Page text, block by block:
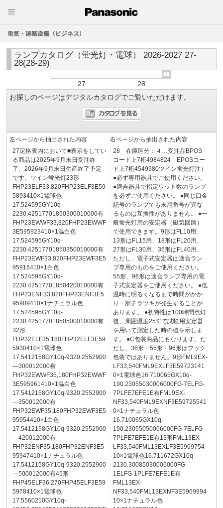
電気・建築設備（ビジネス）
ランプカタログ（蛍光灯・電球） 2026‐2027 27-
28(28-29)
27
28
お探しのページはデジタルカタログでご覧いただけます。
左ページから抽出された内容
27定格表内において■表示をしてい
る商品は2025年9月末日受注終
了、2026年9月末日生産終了予定
です。ツイン蛍光灯23形
FHP23ELF33,820FHP23ELF3E59
5893410×1電球色
17.524595GY10q-
2230.42517701850300010000有
FHP23EWWF33,820FHP23EWWF
3E595923410×1温白色
17.524595GY10q-
2230.42517701850350010000有
FHP23EWF33,820FHP23EWF3E5
95916410×1白色
17.524595GY10q-
2230.42517701850420010000有
FHP23ENF33,820FHP23ENF3E5
95909410×1ナチュラル色
17.524595GY10q-
2230.42517701850500010000有
32形
FHP32ELF35,180FHP32ELF3E59
5930410×1電球色
17.5412158GY10q-9320.2552900
—300012000有
FHP32EWWF35,180FHP32EWWF
3E595961410×1温白色
17.5412158GY10q-9320.2552900
—350012000有
FHP32EWF35,180FHP32EWF3E5
95954410×1白色
17.5412158GY10q-9320.2552900
—420012000有
FHP32ENF35,180FHP32ENF3E5
95947410×1ナチュラル色
17.5412158GY10q-9320.2552900
—500012000有45形
FHP45ELF36,270FHP45ELF3E59
5978410×1電球色
17.5560210GY10q-
右ページから抽出された内容
28 在庫区分：４…受注品BPOS
コード上7桁4984824 EPOSコー
ド上7桁4549980ツイン蛍光灯注）
●必ず専用器具でご使用ください。
●適合器具で指定ワット数のランプ
を必ずご使用ください。 ●同じ口金
記号のランプでも末尾番号が異な
るものは互換性がありません。 ●一
般蛍光灯用の安定器（磁気回路）
で使用できます。9形はFL10用、
13形はFL15用、18形はFL20用、
27形はFL30用、36形はFL40用、
ただし、電子式安定器は適合ラン
プ専用のものをご使用ください。
55形、96形は適合ランプ専用の電
子式安定器をご使用ください。 ●低
温時に明るくなるまで時間がかか
り一部チラツキが発生することが
あります。 ●初特性は100時間点灯
後、周囲温度25℃で試験用安定器
を用いて測定した時の値を示しま
す。 ●C包装商品にもなります。た
だし、36形・55形・96形はフック
包装ではありません。9形FML9EX-
LF33,540FML9EXLF3E59723141
0×1電球色16.710065GX10q-
190.23055030006000FG-7ELFG-
7PLFE7EFE1E有FML9EX-
NF33,540FML9EXNF3E59725541
0×1ナチュラル色
16.710065GX10q-
190.23055050006000FG-7ELFG-
7PLFE7EFE1E有13形FML13EX-
LF33,540FML13EXLF3E5969754
10×1電球色16.711672GX10q-
2130.30085030006000FG-
1ELFG-1PLFE7EFE1E有
FML13EX-
NF33,540FML13EXNF3E5969994
10×1ナチュラル色